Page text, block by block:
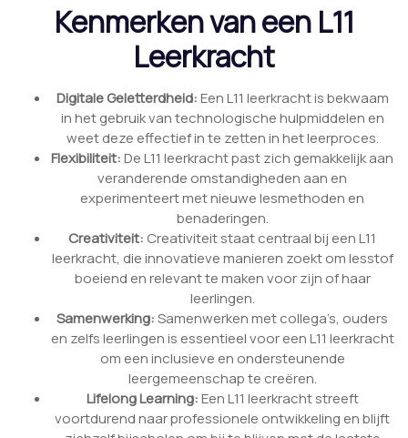
Kenmerken van een L11
Leerkracht
Digitale Geletterdheid:Een L11 leerkracht is bekwaam
in het gebruik van technologische hulpmiddelen en
weet deze effectief in te zetten in het leerproces.
Flexibiliteit:De L11 leerkracht past zich gemakkelijk aan
veranderende omstandigheden aan en
experimenteert met nieuwe lesmethoden en
benaderingen.
Creativiteit: Creativiteit staat centraal bij een L11
leerkracht, die innovatieve manieren zoekt om lesstof
boeiend en relevant te maken voor zijn of haar
leerlingen.
Samenwerking:Samenwerken met collega’s, ouders
en zelfs leerlingen is essentieel voor een L11 leerkracht
om een inclusieve en ondersteunende
leergemeenschap te creëren.
Lifelong Learning:Een L11 leerkracht streeft
voortdurend naar professionele ontwikkeling en blijft